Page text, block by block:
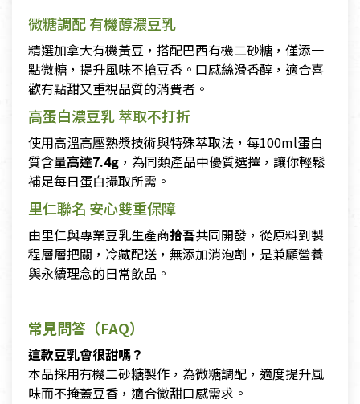
微糖調配 有機醇濃豆乳
精選加拿大有機黃豆，搭配巴西有機二砂糖，僅添一
點微糖，提升風味不搶豆香。口感絲滑香醇，適合喜
歡有點甜又重視品質的消費者。
高蛋白濃豆乳 萃取不打折
使用高溫高壓熟漿技術與特殊萃取法，每100ml蛋白
質含量高達7.4g ，為同類產品中優質選擇，讓你輕鬆
補足每日蛋白攝取所需。
里仁聯名 安心雙重保障
由里仁與專業豆乳生產商拾吾共同開發，從原料到製
程層層把關，冷藏配送，無添加消泡劑，是兼顧營養
與永續理念的日常飲品。
常見問答（FAQ）
這款豆乳會很甜嗎？
本品採用有機二砂糖製作，為微糖調配，適度提升風
味而不掩蓋豆香，適合微甜口感需求。